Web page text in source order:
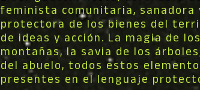
feminista comunitaria, sanadora
protectora de los bienes del
de ideas y acción. La magia de
montañas, la savia de los
del abuelo, todos estos
presentes en el lenguaje